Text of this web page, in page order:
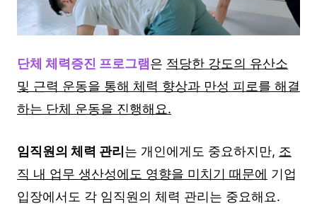
단체 체력증진 프로그램은 적당한 강도의 유산소
및 근력 운동을 통해 체력 향상과 만성 피로를 해결
하는 단체 운동을 진행해요.
임직원의 체력 관리 는 개인에게도 중요하지만, 조
직 내 업무 생산성에도 영향을 미치기 때문에 기업
입장에서도 각 임직원의 체력 관리는 중요해요.